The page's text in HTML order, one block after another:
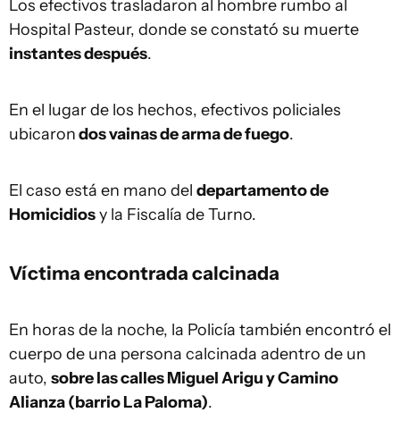
Los efectivos trasladaron al hombre rumbo al
Hospital Pasteur, donde se constató su muerte
instantes después.
En el lugar de los hechos, efectivos policiales
ubicarondos vainas de arma de fuego.
El caso está en mano del departamento de
Homicidiosy la Fiscalía de Turno.
Víctima encontrada calcinada
En horas de la noche, la Policía también encontró el
cuerpo de una persona calcinada adentro de un
auto, sobre las calles Miguel Arigu y Camino
Alianza (barrio La Paloma).